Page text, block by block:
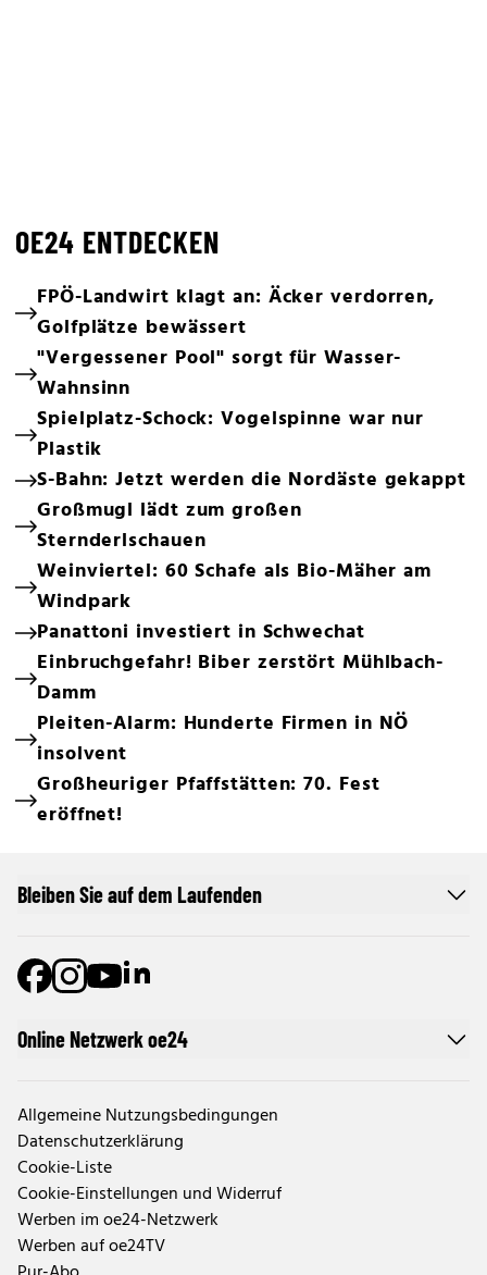
OE24 ENTDECKEN
FPÖ-Landwirt klagt an: Äcker verdorren,
Golfplätze bewässert
"Vergessener Pool" sorgt für Wasser-
Wahnsinn
Spielplatz-Schock: Vogelspinne war nur
Plastik
S-Bahn: Jetzt werden die Nordäste gekappt
Großmugl lädt zum großen
Sternderlschauen
Weinviertel: 60 Schafe als Bio-Mäher am
Windpark
Panattoni investiert in Schwechat
Einbruchgefahr! Biber zerstört Mühlbach-
Damm
Pleiten-Alarm: Hunderte Firmen in NÖ
insolvent
Großheuriger Pfaffstätten: 70. Fest
eröffnet!
Online Netzwerk oe24
Allgemeine Nutzungsbedingungen
Datenschutzerklärung
Cookie-Liste
Cookie-Einstellungen und Widerruf
Werben im oe24-Netzwerk
Werben auf oe24TV
Bleiben Sie auf dem Laufenden